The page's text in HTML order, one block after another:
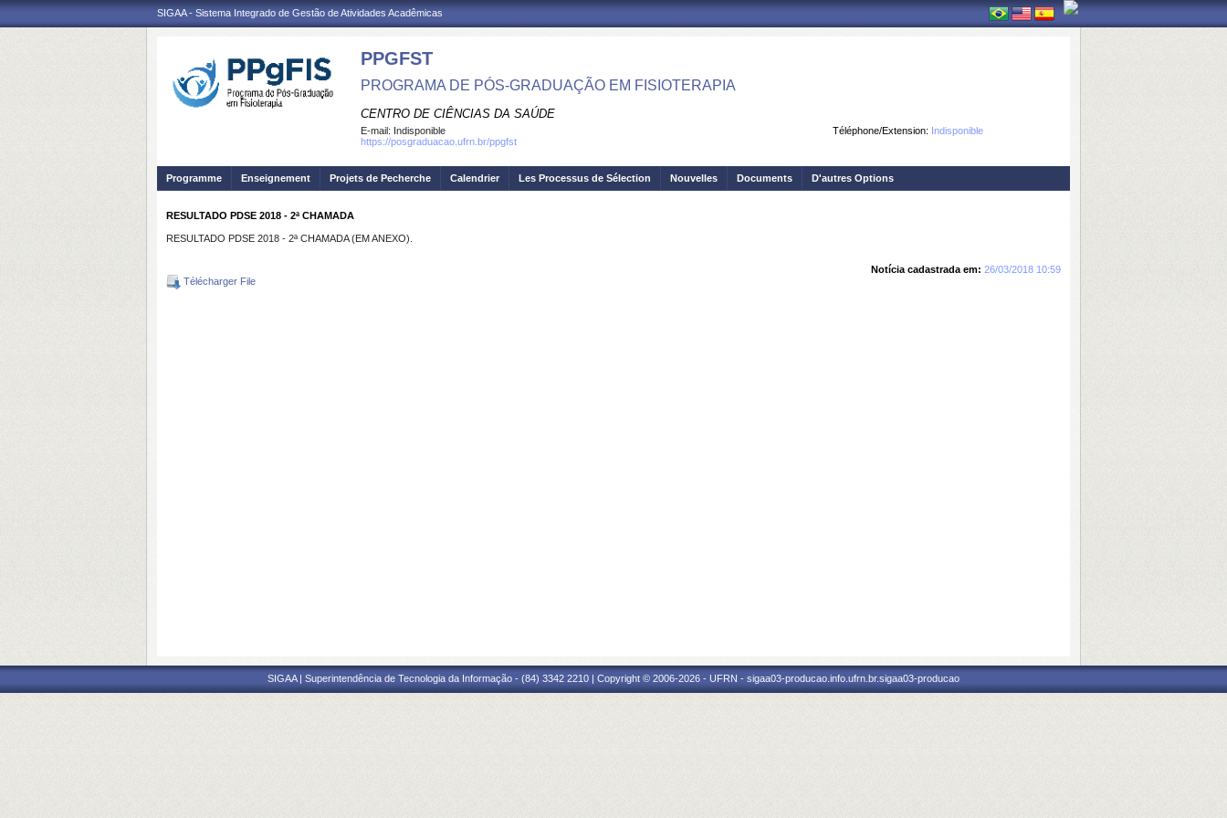
SIGAA - Sistema Integrado de Gestão de Atividades Acadêmicas
PPGFST
PROGRAMA DE PÓS-GRADUAÇÃO EM FISIOTERAPIA
CENTRO DE CIÊNCIAS DA SAÚDE
Téléphone/Extension: Indisponible
E-mail: Indisponible
https://posgraduacao.ufrn.br/ppgfst
Programme Enseignement Projets de Pecherche Calendrier Les Processus de Sélection Nouvelles Documents D'autres Options
RESULTADO PDSE 2018 - 2ª CHAMADA
RESULTADO PDSE 2018 - 2ª CHAMADA (EM ANEXO).
Notícia cadastrada em: 26/03/2018 10:59
Télécharger File
SIGAA | Superintendência de Tecnologia da Informação - (84) 3342 2210 | Copyright © 2006-2026 - UFRN - sigaa03-producao.info.ufrn.br.sigaa03-producao